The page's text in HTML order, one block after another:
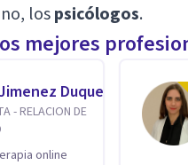
lospsicólogos.
mejores
Duque
- RELACION DE
online